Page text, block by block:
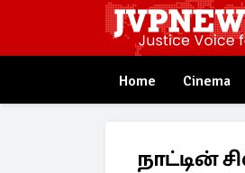
Home Cinema
நாட்டின்